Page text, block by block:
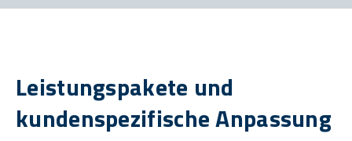
Leistungspakete und
kundenspezifische Anpassung